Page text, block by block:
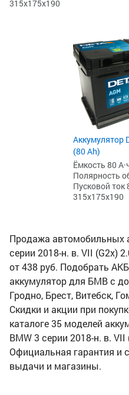
315x175x190
Аккумулятор
(80 Ah)
Ёмкость 80
Полярность
Пусковой ток
315x175x190
Продажа автомобильных
серии 2018-н. в. VII (G2x)
от 438 руб. Подобрать
аккумулятор для БМВ с
Гродно, Брест, Витебск,
Скидки и акции при
каталоге 35 моделей
BMW 3 серии 2018-н. в. VII
Официальная гарантия и
выдачи и магазины.